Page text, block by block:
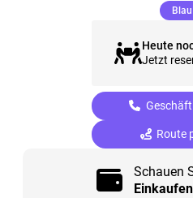
Blau
Heute
Jetzt
Route
Schauen